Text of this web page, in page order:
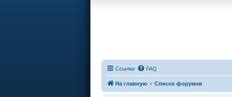
Ссылки FAQ
На главную Список форумов